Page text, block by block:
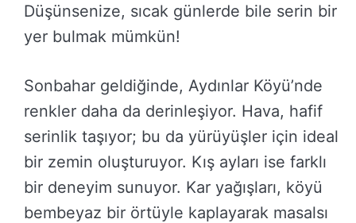
Düşünsenize, sıcak günlerde bile serin bir
yer bulmak mümkün!
Sonbahar geldiğinde, Aydınlar Köyü’nde
renkler daha da derinleşiyor. Hava, hafif
serinlik taşıyor; bu da yürüyüşler için ideal
bir zemin oluşturuyor. Kış ayları ise farklı
bir deneyim sunuyor. Kar yağışları, köyü
bembeyaz bir örtüyle kaplayarak masalsı